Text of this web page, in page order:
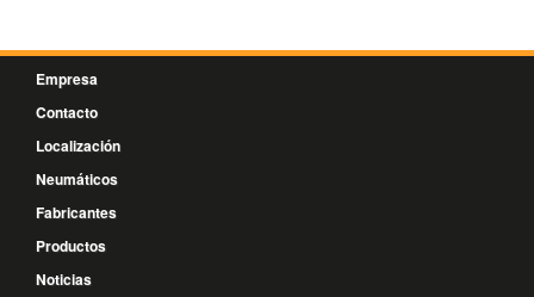
Empresa
Contacto
Localización
Neumáticos
Fabricantes
Productos
Noticias